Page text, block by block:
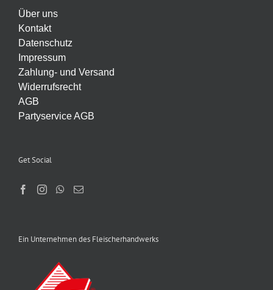
Über uns
Kontakt
Datenschutz
Impressum
Zahlung- und Versand
Widerrufsrecht
AGB
Partyservice AGB
Get Social
Ein Unternehmen des Fleischerhandwerks